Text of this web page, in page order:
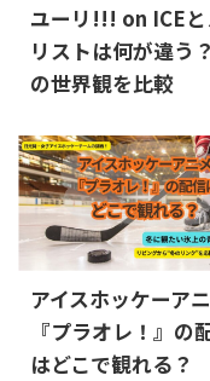
ユーリ!!! on ICE
リストは何が違う
の世界観を比較
アイスホッケーア
『プラオレ！』の
はどこで観れる？